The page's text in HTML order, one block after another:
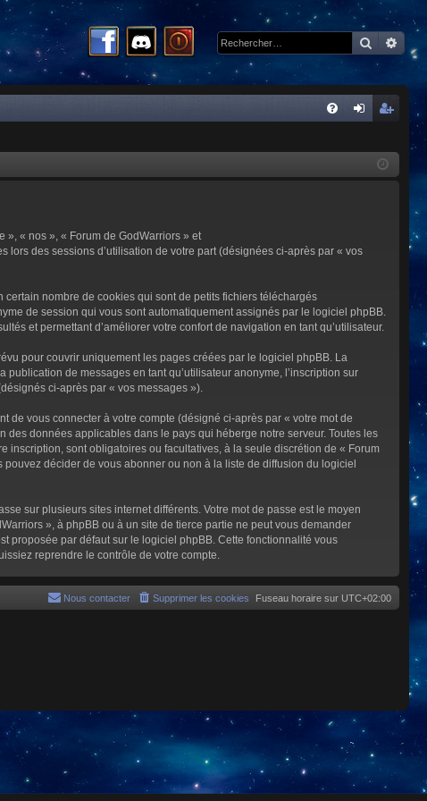
cri
« nos », « Forum de GodWarriors » et
des sessions d’utilisation de votre part (désignées ci-après par « vos
nombre de cookies qui sont de petits fichiers téléchargés
de session qui vous sont automatiquement assignés par le logiciel phpBB.
et permettant d’améliorer votre confort de navigation en tant qu’utilisateur.
pour couvrir uniquement les pages créées par le logiciel phpBB. La
de messages en tant qu’utilisateur anonyme, l’inscription sur
ci-après par « vos messages »).
de vous connecter à votre compte (désigné ci-après par « votre mot de
données applicables dans le pays qui héberge notre serveur. Toutes les
inscription, sont obligatoires ou facultatives, à la seule discrétion de « Forum
décider de vous abonner ou non à la liste de diffusion du logiciel
sur plusieurs sites internet différents. Votre mot de passe est le moyen
», à phpBB ou à un site de tierce partie ne peut vous demander
proposée par défaut sur le logiciel phpBB. Cette fonctionnalité vous
reprendre le contrôle de votre compte.
Fuseau horaire sur UTC+02:00
Supprimer les cookies
Nous contacter